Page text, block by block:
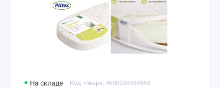
На складе Код товара: 4650259584965